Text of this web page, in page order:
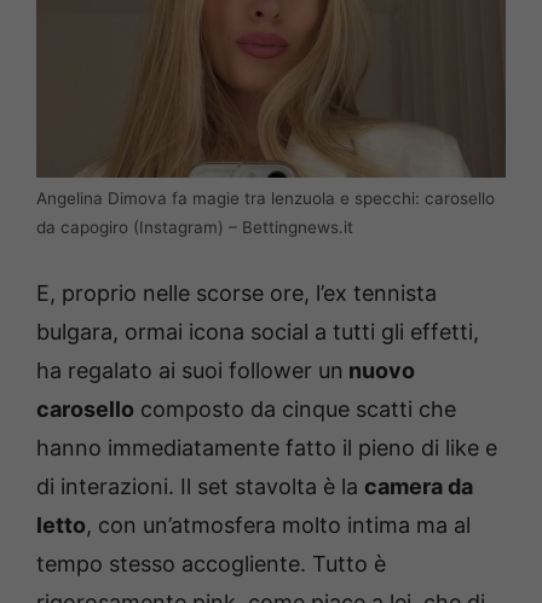
Angelina Dimova fa magie tra lenzuola e specchi: carosello
da capogiro (Instagram) – Bettingnews.it
E, proprio nelle scorse ore, l’ex tennista
bulgara, ormai icona social a tutti gli effetti,
ha regalato ai suoi follower un nuovo
carosello composto da cinque scatti che
hanno immediatamente fatto il pieno di like e
di interazioni. Il set stavolta è la camera da
letto, con un’atmosfera molto intima ma al
tempo stesso accogliente. Tutto è